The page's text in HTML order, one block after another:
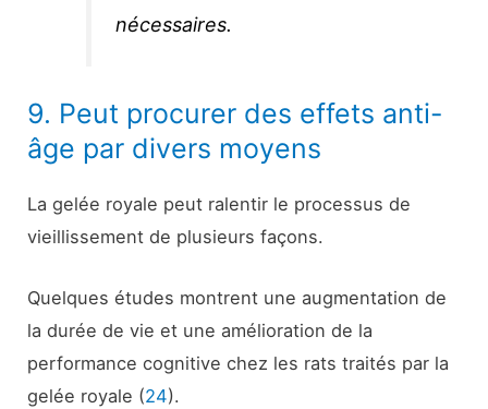
nécessaires.
9. Peut procurer des effets anti-
âge par divers moyens
La gelée royale peut ralentir le processus de
vieillissement de plusieurs façons.
Quelques études montrent une augmentation de
la durée de vie et une amélioration de la
performance cognitive chez les rats traités par la
gelée royale (24).